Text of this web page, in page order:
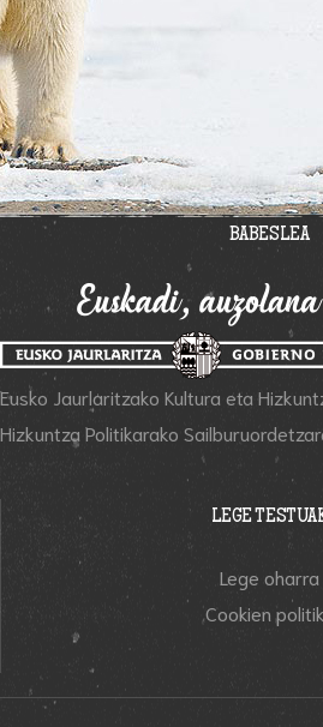
BABESLEA
Eusko Jaurlaritzako Kultura eta
Hizkuntza Politikarako
LEGE
Lege oharra
Cookien